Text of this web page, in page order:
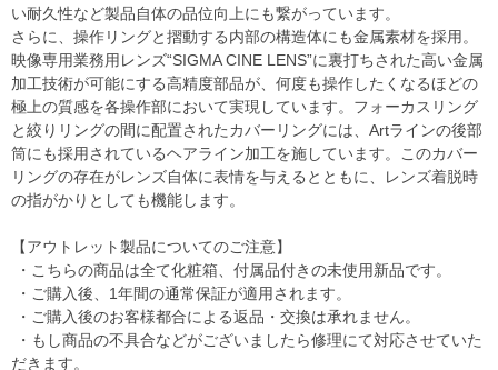
い耐久性など製品自体の品位向上にも繋がっています。
さらに、操作リングと摺動する内部の構造体にも金属素材を採用。
映像専用業務用レンズ“SIGMA CINE LENS”に裏打ちされた高い金属
加工技術が可能にする高精度部品が、何度も操作したくなるほどの
極上の質感を各操作部において実現しています。フォーカスリング
と絞りリングの間に配置されたカバーリングには、Artラインの後部
筒にも採用されているヘアライン加工を施しています。このカバー
リングの存在がレンズ自体に表情を与えるとともに、レンズ着脱時
の指がかりとしても機能します。
【アウトレット製品についてのご注意】
・こちらの商品は全て化粧箱、付属品付きの未使用新品です。
・ご購入後、1年間の通常保証が適用されます。
・ご購入後のお客様都合による返品・交換は承れません。
・もし商品の不具合などがございましたら修理にて対応させていた
だきます。